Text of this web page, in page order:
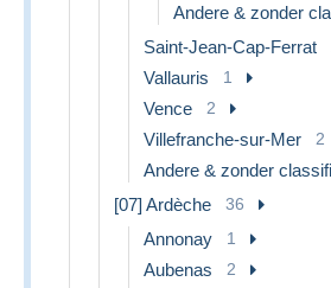
Saint-Jean-Cap-Ferrat
Vallauris 1
Vence 2
Villefranche-sur-Mer 2
Andere & zonder
[07] Ardèche 36
Annonay 1
Aubenas 2